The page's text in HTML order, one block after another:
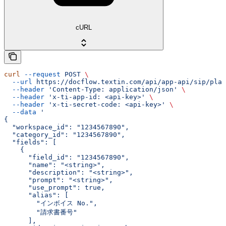
cURL
curl --request POST \
  --url
https://docflow.textin.com/api/app-api/sip/
  --header
'Content-Type: application/json'
\
  --header
'x-ti-app-id: <api-key>'
\
  --header
'x-ti-secret-code: <api-key>'
\
  --data
'
{
  "workspace_id": "1234567890",
  "category_id": "1234567890",
  "fields": [
    {
      "field_id": "1234567890",
      "name": "<string>",
      "description": "<string>",
      "prompt": "<string>",
      "use_prompt": true,
      "alias": [
        "インボイス No.",
        "請求書番号"
      ],